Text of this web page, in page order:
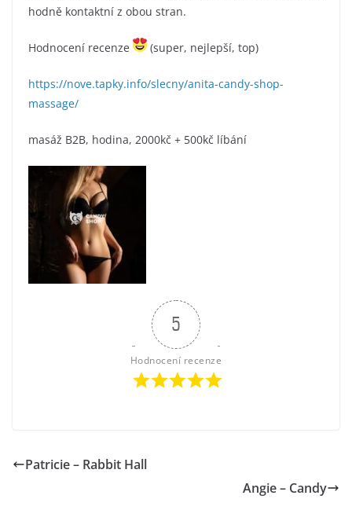
hodně kontaktní z obou stran.
Hodnocení recenze (super, nejlepší, top)
https://nove.tapky.info/slecny/anita-candy-shop-
massage/
masáž B2B, hodina, 2000kč + 500kč líbání
5
Hodnocení recenze
Patricie – Rabbit Hall
Angie – Candy